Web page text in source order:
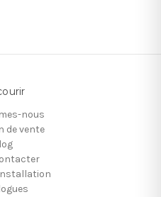
nous
de vente